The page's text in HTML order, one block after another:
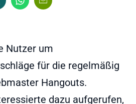
Nutzer um
für die regelmäßig
Hangouts.
dazu aufgerufen,